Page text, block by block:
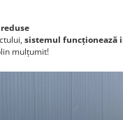
sistemul funcționează
mulțumit!